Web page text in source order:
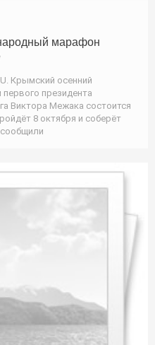
марафон
Крымский осенний
президента
Виктора Межака состоится
8 октября и соберёт
сообщили